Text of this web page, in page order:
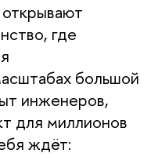
где
большой
инженеров,
для миллионо
ждёт: